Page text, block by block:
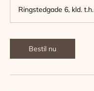
i
m
r
Ringstedgade 6, kld. t.h.
Bestil nu